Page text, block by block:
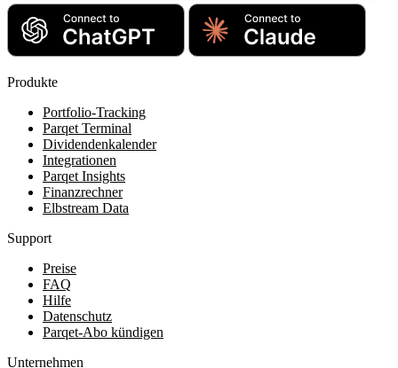
Produkte
Portfolio-Tracking
Parqet Terminal
Dividendenkalender
Integrationen
Parqet Insights
Finanzrechner
Elbstream Data
Support
Preise
FAQ
Hilfe
Datenschutz
Parqet-Abo kündigen
Unternehmen